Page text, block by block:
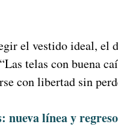
el vestido ideal, el
telas con buena
con libertad sin
nueva línea y